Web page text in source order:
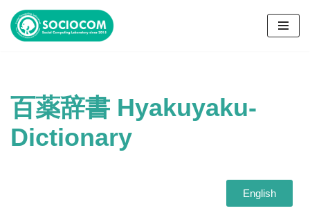
コ
ツ
へ
百薬辞書 Hyakuyaku-
Dictionary
English